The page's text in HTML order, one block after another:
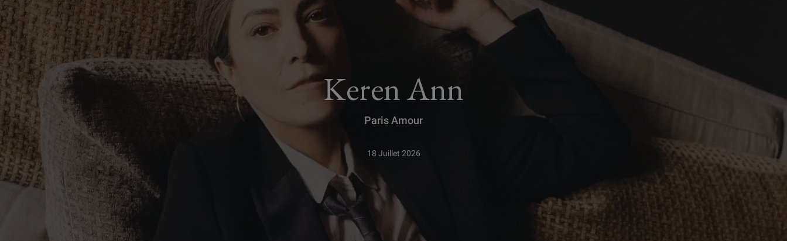
Keren Ann
Paris Amour
18 Juillet 2026